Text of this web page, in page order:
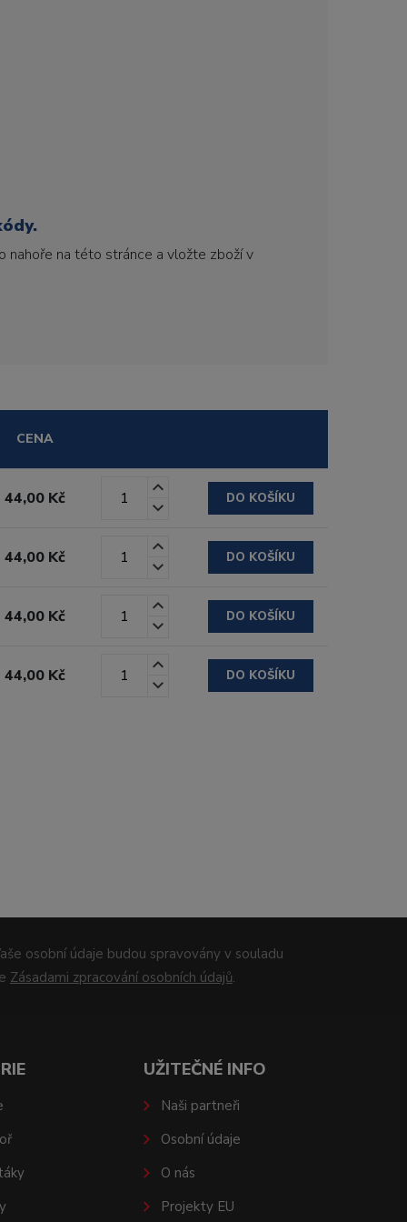
nahoře na této stránce a vložte zboží v
CENA
44,00 Kč DO KOŠÍKU
44,00 Kč DO KOŠÍKU
44,00 Kč DO KOŠÍKU
44,00 Kč DO KOŠÍKU
osobní údaje budou spravovány v souladu
Zásadami zpracování osobních údajů.
UŽITEČNÉ INFO
Naši partneři
Osobní údaje
O nás
Projekty EU